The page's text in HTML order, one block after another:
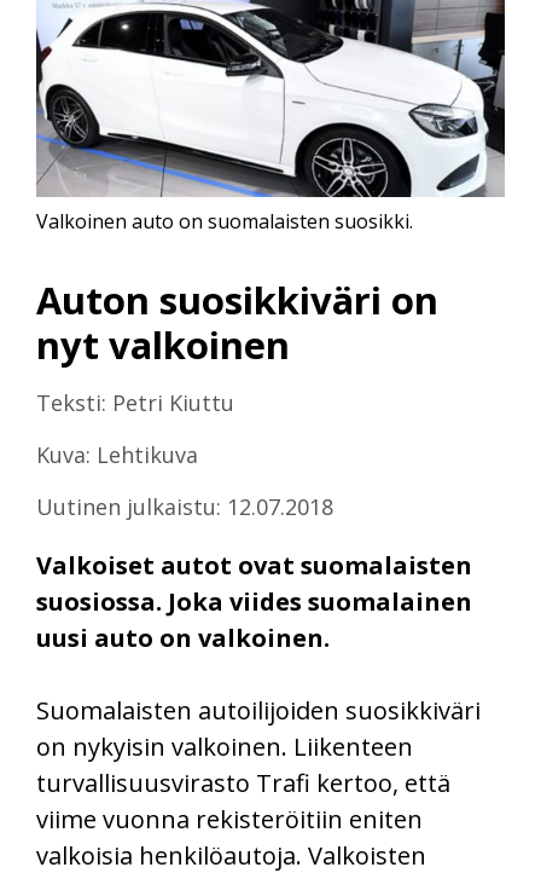
Auton suosikkiväri on
nyt valkoinen
Teksti: Petri Kiuttu
Kuva: Lehtikuva
Uutinen julkaistu: 12.07.2018
Valkoiset autot ovat suomalaisten
suosiossa. Joka viides suomalainen
uusi auto on valkoinen.
Valkoinen auto on suomalaisten suosikki.
Suomalaisten autoilijoiden suosikkiväri
on nykyisin valkoinen. Liikenteen
turvallisuusvirasto Trafi kertoo, että
viime vuonna rekisteröitiin eniten
valkoisia henkilöautoja. Valkoisten